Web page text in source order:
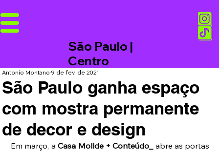
São Paulo |
Centro
São Paulo ganha espaço
com mostra permanente
de decor e design
Antonio Montano9 de fev. de 2021
Em março, a Casa Mollde + Conteúdo_ abre as portas